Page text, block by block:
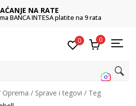
NA RATE
BANCA INTESA platite na 9 rata
0 0
Oprema Sprave i tegovi
Teg